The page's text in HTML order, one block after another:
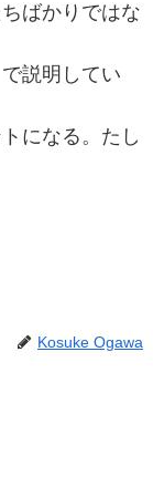
ばかりではな
説明してい
になる。たし
Kosuke Ogawa